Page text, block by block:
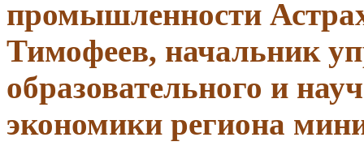
промышленности
Тимофеев, начальник
образовательного и
экономики региона